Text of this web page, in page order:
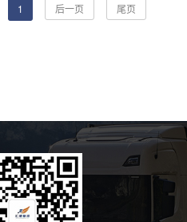
1 后一页 尾页